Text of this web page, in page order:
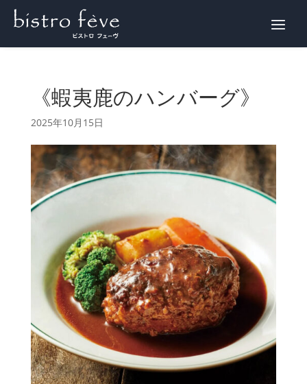
《蝦夷鹿のハンバーグ》
2025年10月15日